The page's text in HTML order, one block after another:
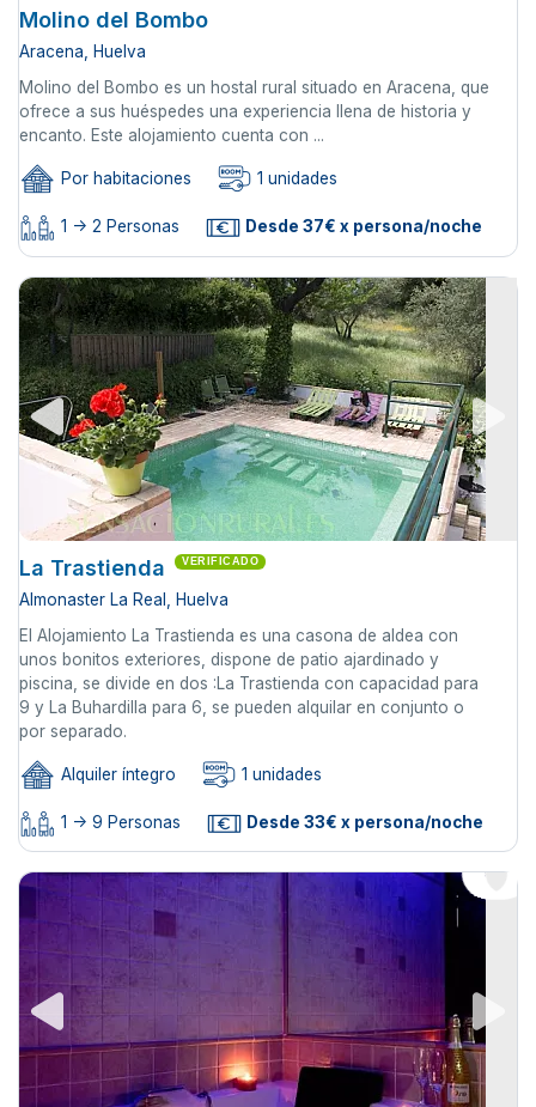
Molino del Bombo
Aracena, Huelva
Molino del Bombo es un hostal rural situado en Aracena, que
ofrece a sus huéspedes una experiencia llena de historia y
encanto. Este alojamiento cuenta con ...
Por habitaciones 1 unidades
1 -> 2 Personas Desde 37€ x persona/noche
La Trastienda VERIFICADO
Almonaster La Real, Huelva
El Alojamiento La Trastienda es una casona de aldea con
unos bonitos exteriores, dispone de patio ajardinado y
piscina, se divide en dos :La Trastienda con capacidad para
9 y La Buhardilla para 6, se pueden alquilar en conjunto o
por separado.
Alquiler íntegro 1 unidades
1 -> 9 Personas Desde 33€ x persona/noche